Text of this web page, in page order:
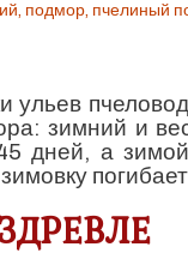
, подмор, пчелиный
ульев
зимний и
дней, а